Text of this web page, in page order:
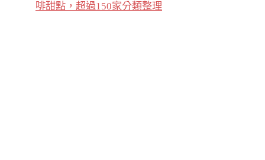
啡甜點，超過150家分類整理